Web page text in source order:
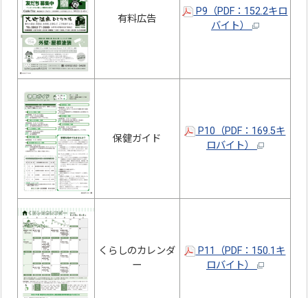
有料広告
P9（PDF：152.2キロ
バイト）
保健ガイド
P10（PDF：169.5キ
ロバイト）
くらしのカレンダ
ー
P11（PDF：150.1キ
ロバイト）